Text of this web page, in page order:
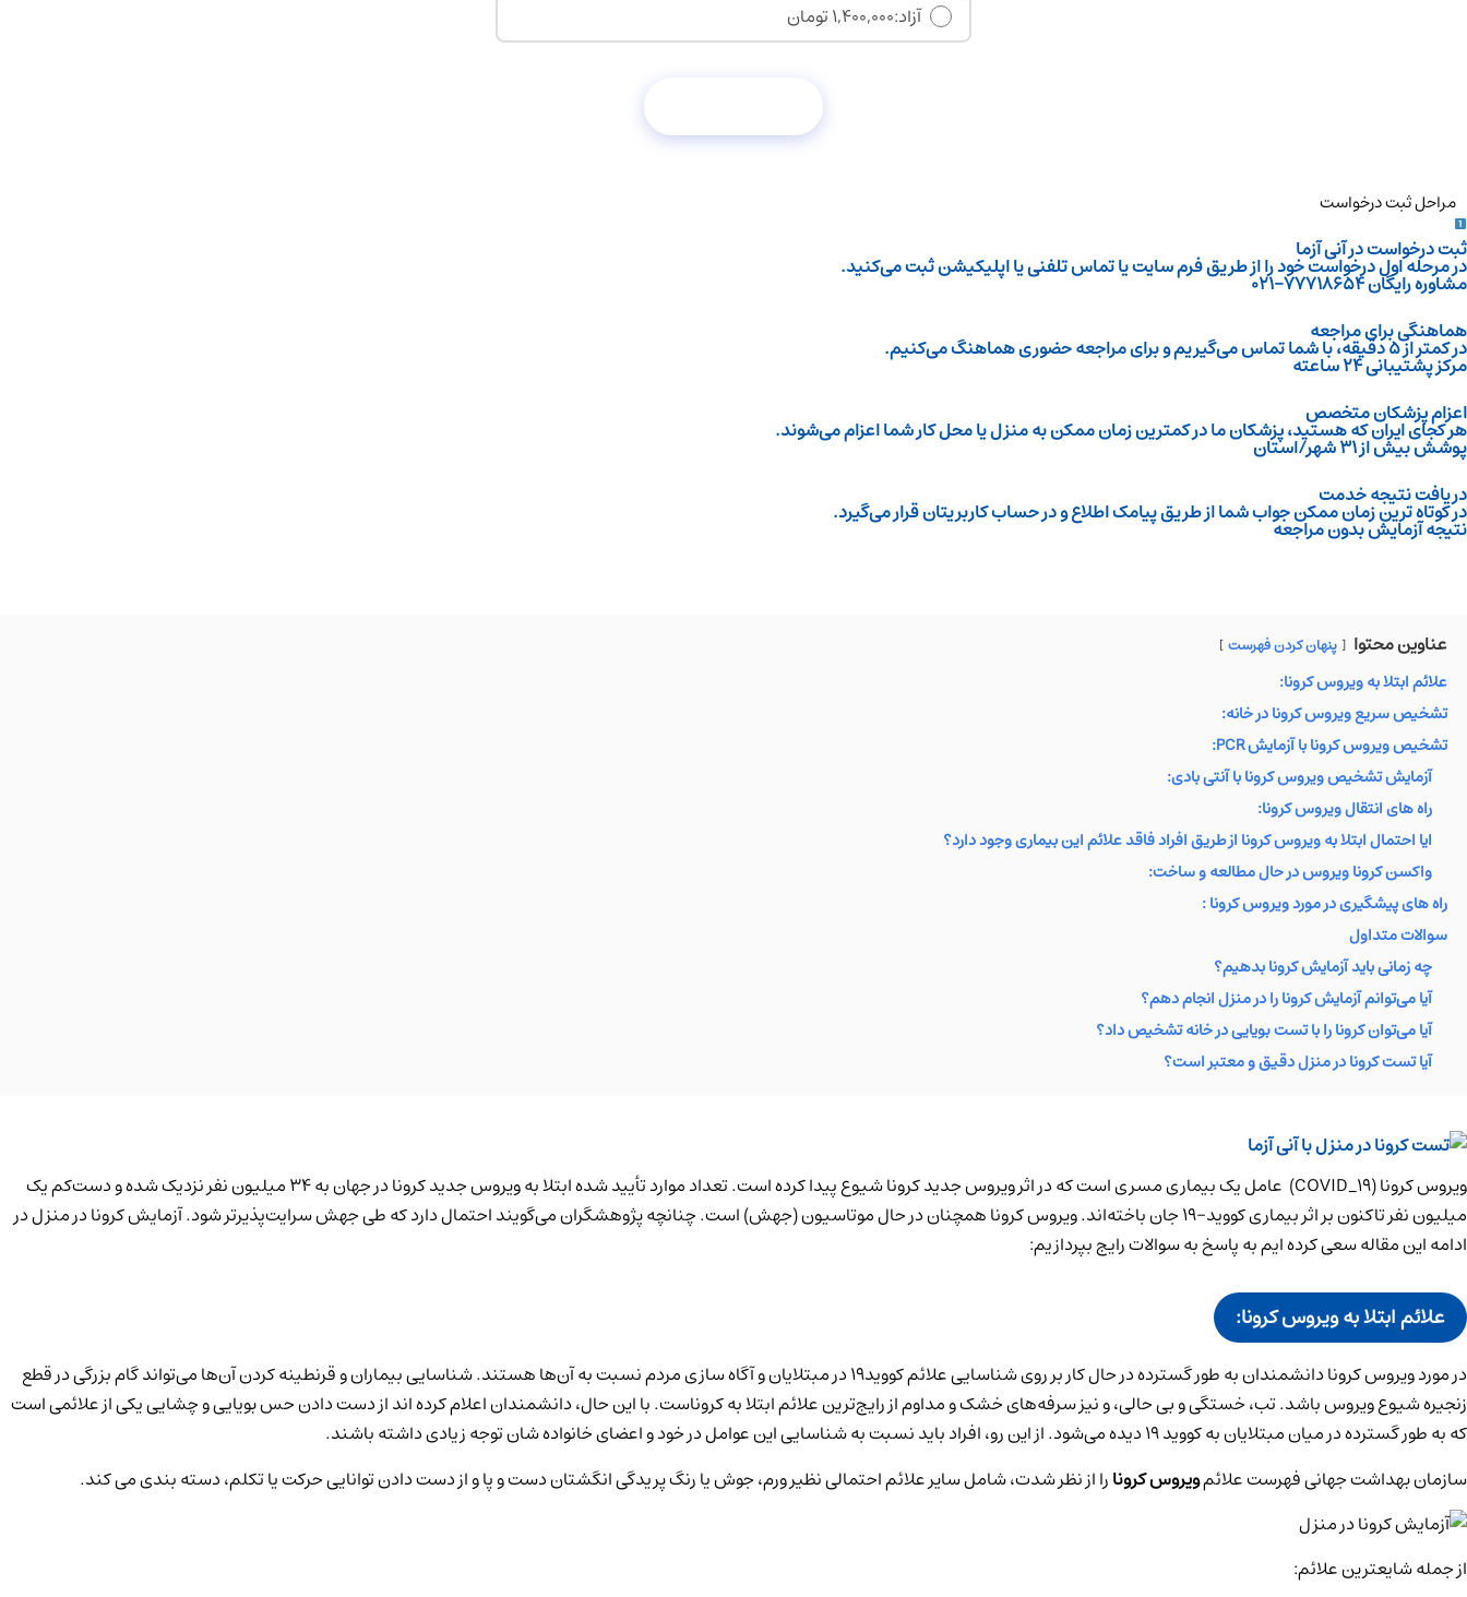
آزاد:1,400,000 تومان
مراحل ثبت درخواست
ثبت درخواست در آنی آزما
در مرحله اول درخواست خود را از طریق فرم سایت یا تماس تلفنی یا اپلیکیشن ثبت می‌کنید.
مشاوره رایگان ۷۷۷۱۸۶۵۴-۰۲۱
هماهنگی برای مراجعه
در کمتر از ۵ دقیقه، با شما تماس می‌گیریم و برای مراجعه حضوری هماهنگ می‌کنیم.
مرکز پشتیبانی ۲۴ ساعته
اعزام پزشکان متخصص
هر کجای ایران که هستید، پزشکان ما در کمترین زمان ممکن به منزل یا محل کار شما اعزام می‌شوند.
پوشش بیش از ۳۱ شهر/استان
دریافت نتیجه خدمت
در کوتاه ترین زمان ممکن جواب شما از طریق پیامک اطلاع و در حساب کاربریتان قرار می‌گیرد.
نتیجه آزمایش بدون مراجعه
عناوین محتوا پنهان کردن فهرست
علائم ابتلا به ویروس کرونا:
تشخیص سریع ویروس کرونا در خانه:
تشخیص ویروس کرونا با آزمایش PCR:
آزمایش تشخیص ویروس کرونا با آنتی بادی:
راه های انتقال ویروس کرونا:
ایا احتمال ابتلا به ویروس کرونا از طریق افراد فاقد علائم این بیماری وجود دارد؟
واکسن کرونا ویروس در حال مطالعه و ساخت:
راه های پیشگیری در مورد ویروس کرونا :
سوالات متداول
چه زمانی باید آزمایش کرونا بدهیم؟
آیا می‌توانم آزمایش کرونا را در منزل انجام دهم؟
آیا می‌توان کرونا را با تست بویایی در خانه تشخیص داد؟
آیا تست کرونا در منزل دقیق و معتبر است؟
ویروس کرونا (COVID_19) عامل یک بیماری مسری است که در اثر ویروس جدید کرونا شیوع پیدا کرده است. تعداد موارد تأیید شده ابتلا به ویروس جدید کرونا در جهان به ۳۴ میلیون نفر نزدیک شده و دست‌کم یک
میلیون نفر تاکنون بر اثر بیماری کووید-۱۹ جان باخته‌اند. ویروس کرونا همچنان در حال موتاسیون (جهش) است. چنانچه پژوهشگران می‌گویند احتمال دارد که طی جهش سرایت‌پذیرتر شود. آزمایش کرونا در منزل در
ادامه این مقاله سعی کرده ایم به پاسخ به سوالات رایج بپردازیم:
علائم ابتلا به ویروس کرونا:
در مورد ویروس کرونا دانشمندان به طور گسترده در حال کار بر روی شناسایی علائم کووید19 در مبتلایان و آگاه سازی مردم نسبت به آن‌ها هستند. شناسایی بیماران و قرنطینه کردن آن‌ها می‌تواند گام بزرگی در قطع
زنجیره شیوع ویروس باشد. تب، خستگی و بی حالی، و نیز سرفه‌های خشک و مداوم از رایج‌ترین علائم ابتلا به کروناست. با این حال، دانشمندان اعلام کرده اند از دست دادن حس بویایی و چشایی یکی از علائمی است
که به طور گسترده در میان مبتلایان به کووید ۱۹ دیده می‌شود. از این رو، افراد باید نسبت به شناسایی این عوامل در خود و اعضای خانواده شان توجه زیادی داشته باشند.
سازمان بهداشت جهانی فهرست علائمویروس کرونارا از نظر شدت، شامل سایر علائم احتمالی نظیر ورم، جوش یا رنگ­ پریدگی انگشتان دست و پا و از دست دادن توانایی حرکت یا تکلم، دسته­ بندی می­ کند.
از جمله شایع­ترین علائم: